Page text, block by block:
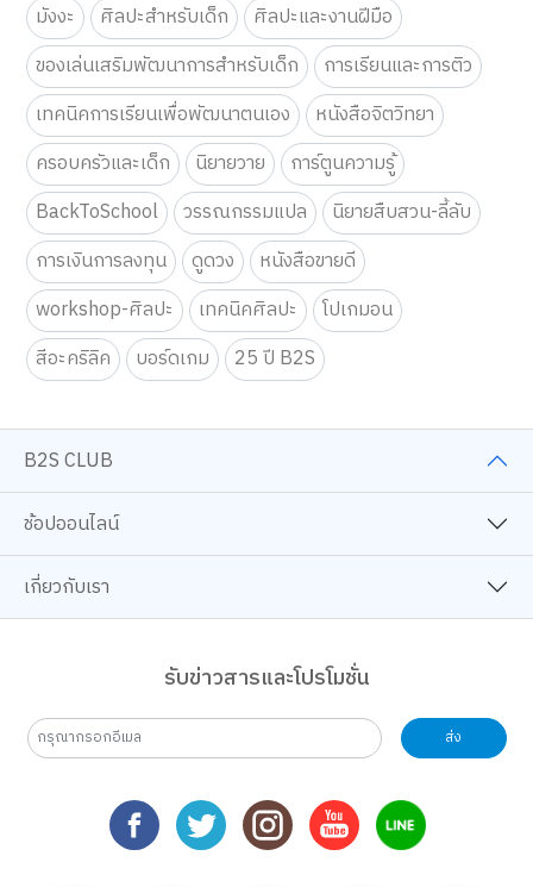
มังงะ
ศิลปะสำหรับเด็ก
ศิลปะและงานฝีมือ
ของเล่นเสริมพัฒนาการสำหรับเด็ก
การเรียนและการติว
เทคนิคการเรียนเพื่อพัฒนาตนเอง
หนังสือจิตวิทยา
ครอบครัวและเด็ก
นิยายวาย
การ์ตูนความรู้
BackToSchool
วรรณกรรมแปล
นิยายสืบสวน-ลี้ลับ
การเงินการลงทุน
ดูดวง
หนังสือขายดี
workshop-ศิลปะ
เทคนิคศิลปะ
โปเกมอน
สีอะคริลิค
บอร์ดเกม 25 ปี B2S
B2S CLUB
ช้อปออนไลน์
เกี่ยวกับเรา
รับข่าวสารและโปรโมชั่น
ส่ง